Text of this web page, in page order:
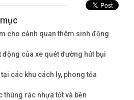
cho cảnh quan thêm sinh động
động của xe quét đường hút bụi
các khu cách ly, phong tỏa
thùng rác nhựa tốt và bền